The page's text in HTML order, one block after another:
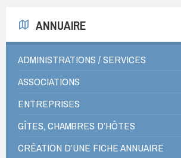
ANNUAIRE
ADMINISTRATIONS / SERVICES
ASSOCIATIONS
ENTREPRISES
GÎTES, CHAMBRES D’HÔTES
CRÉATION D’UNE FICHE ANNUAIRE